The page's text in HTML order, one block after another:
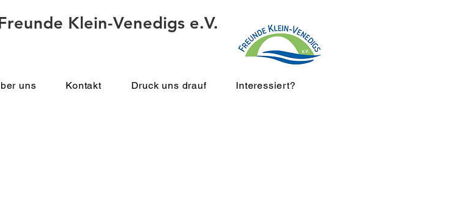
Klein-Venedigs e.V.
uns Kontakt Druck uns drauf Interessiert?